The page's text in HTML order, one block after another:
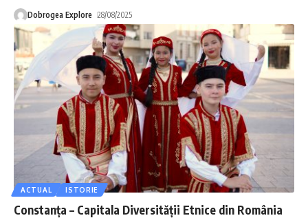
Dobrogea Explore 28/08/2025
ACTUAL ISTORIE
Constanța – Capitala Diversității Etnice din România